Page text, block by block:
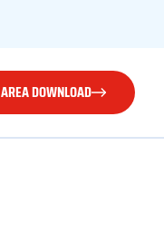
AREA DOWNLOAD